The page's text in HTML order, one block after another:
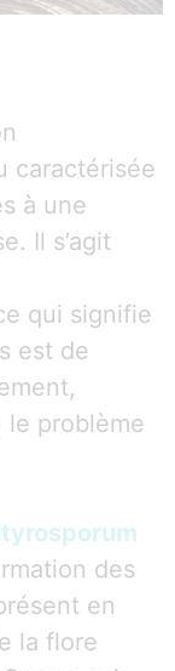
caractérisée
à une
Il s’agit
qui signifie
est de
le problème
des
en
la flore